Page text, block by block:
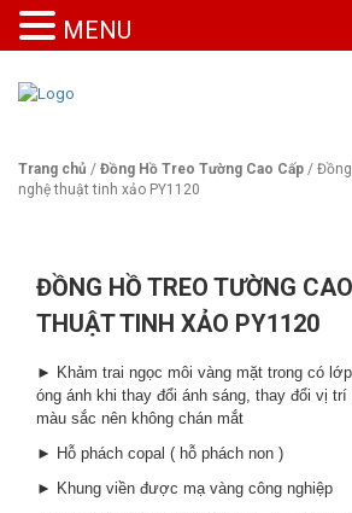
Trang chủ / Đồng Hồ Treo Tường Cao Cấp /
nghệ thuật tinh xảo PY1120
ĐỒNG HỒ TREO TƯỜNG
THUẬT TINH XẢO PY1120
► Khảm trai ngọc môi vàng mặt trong có lớp
óng ánh khi thay đổi ánh sáng, thay đổi vị
màu sắc nên không chán mắt
► Hỗ phách copal ( hỗ phách non )
► Khung viền được mạ vàng công nghiệp
MENU